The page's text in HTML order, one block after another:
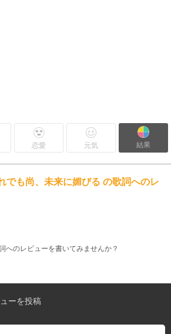
恋愛 元気 結果
でも尚、未来に媚びる の歌詞へのレ
へのレビューを書いてみませんか？
ーを投稿